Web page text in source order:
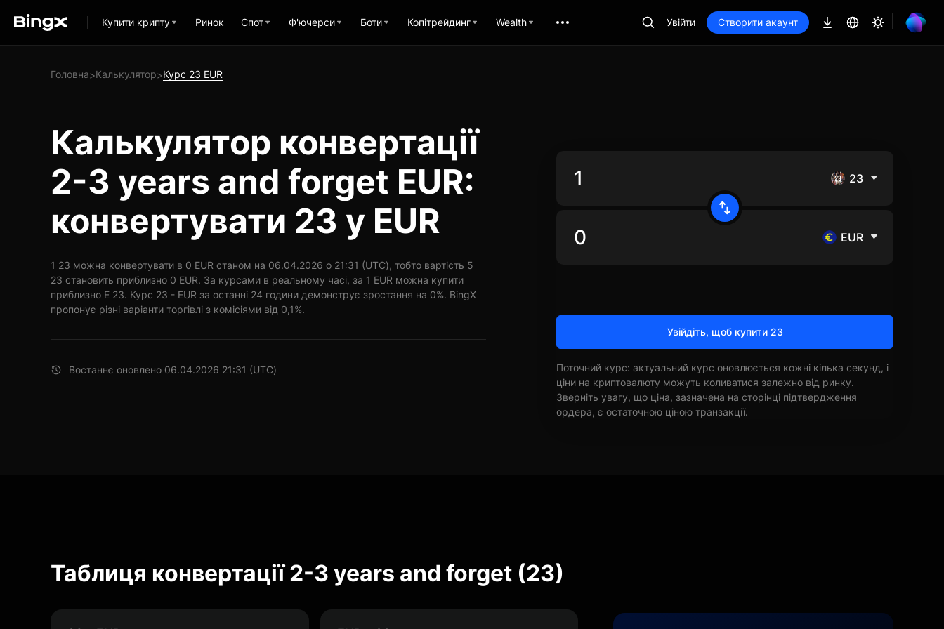
Купити крипту Ринок Спот Ф'ючерси Боти Копітрейдинг Wealth Увійти Створити акаунт
Головна>Калькулятор>Курс 23 EUR
Калькулятор конвертації
2-3 years and forget EUR:
конвертувати 23 у EUR
1 23 можна конвертувати в 0 EUR станом на 06.04.2026 о 21:31 (UTC), тобто вартість 5
23 становить приблизно 0 EUR. За курсами в реальному часі, за 1 EUR можна купити
приблизно E 23. Курс 23 - EUR за останні 24 години демонструє зростання на 0%. BingX
пропонує різні варіанти торгівлі з комісіями від 0,1%.
Востаннє оновлено 06.04.2026 21:31 (UTC)
23
EUR
Увійдіть, щоб купити 23
Поточний курс: актуальний курс оновлюється кожні кілька секунд, і
ціни на криптовалюту можуть коливатися залежно від ринку.
Зверніть увагу, що ціна, зазначена на сторінці підтвердження
ордера, є остаточною ціною транзакції.
Таблиця конвертації 2-3 years and forget (23)